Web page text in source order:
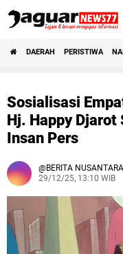
DAERAH PERISTIWA
Sosialisasi
Hj. Happy Djarot
Insan Pers
BERITA
29/12/25, 13:10 WIB